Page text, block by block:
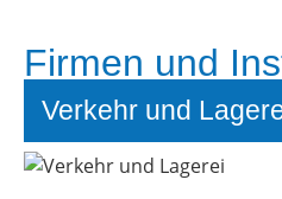
Firmen und
Verkehr und